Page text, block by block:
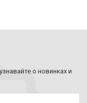
о новинках и